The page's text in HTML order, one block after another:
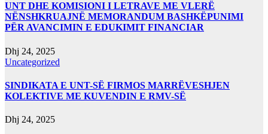
UNT DHE KOMISIONI I LETRAVE ME VLERË
NËNSHKRUAJNË MEMORANDUM BASHKËPUNIMI
PËR AVANCIMIN E EDUKIMIT FINANCIAR
Dhj 24, 2025
Uncategorized
SINDIKATA E UNT-SË FIRMOS MARRËVESHJEN
KOLEKTIVE ME KUVENDIN E RMV-SË
Dhj 24, 2025